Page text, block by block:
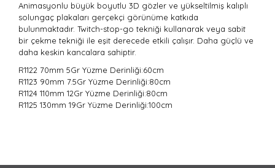
Animasyonlu büyük boyutlu 3D gözler ve yükseltilmiş kalıplı
solungaç plakaları gerçekçi görünüme katkıda
bulunmaktadır. Twitch-stop-go tekniği kullanarak veya sabit
bir çekme tekniği ile eşit derecede etkili çalışır. Daha güçlü ve
daha keskin kancalara sahiptir.
R1122 70mm 5Gr Yüzme Derinliği:60cm
R1123 90mm 7.5Gr Yüzme Derinliği:80cm
R1124 110mm 12Gr Yüzme Derinliği:80cm
R1125 130mm 19Gr Yüzme Derinliği:100cm
formunu kullanarak tarafımıza iletebilirsiniz.